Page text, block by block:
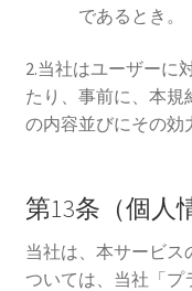
であるとき。
2.当社はユーザーに
たり、事前に、本規
の内容並びにその効
第13条（個人
当社は、本サービス
ついては、当社「プ